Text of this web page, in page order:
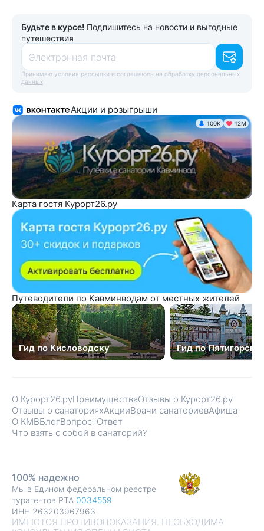
Будьте в курсе! Подпишитесь на новости и выгодные
путешествия
Электронная почта
Принимаю условия рассылки и соглашаюсь на обработку персональных
данных
Акции и розыгрыши
100K 12М
Карта гостя Курорт26.ру
Путеводители по Кавминводам от местных жителей
Гид по Кисловодску Гид по Пятигорску
О Курорт26.руПреимуществаОтзывы о Курорт26.ру
Отзывы о санаторияхАкцииВрачи санаториевАфиша
О КМВБлогВопрос–Ответ
Что взять с собой в санаторий?
ИМЕЮТСЯ ПРОТИВОПОКАЗАНИЯ. НЕОБХОДИМА
100% надежно
Мы в Едином федеральном реестре
турагентов РТА 0034559
ИНН 263203967963